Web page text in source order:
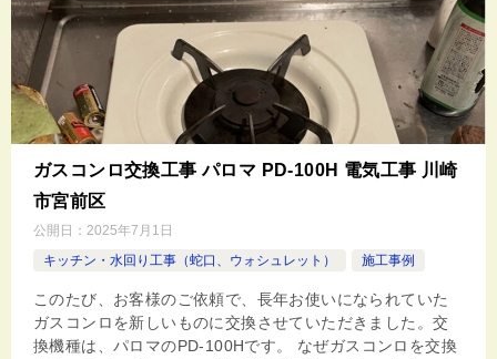
ガスコンロ交換工事 パロマ PD-100H 電気工事 川崎
市宮前区
公開日： 2025年7月1日
キッチン・水回り工事（蛇口、ウォシュレット）
施工事例
このたび、お客様のご依頼で、長年お使いになられていた
ガスコンロを新しいものに交換させていただきました。交
換機種は、パロマのPD-100Hです。 なぜガスコンロを交換